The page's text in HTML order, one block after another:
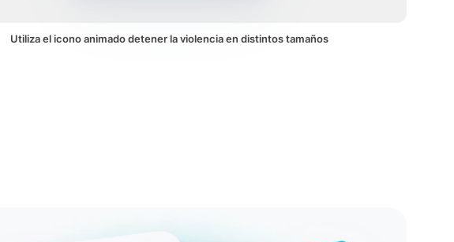
Utiliza el icono animado detener la violencia en distintos tamaños